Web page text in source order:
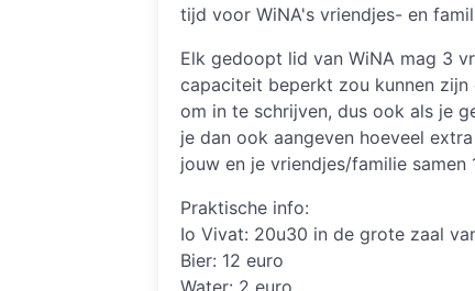
tijd voor WiNA's vriendjes- en
Elk gedoopt lid van WiNA mag 3
capaciteit beperkt zou kunnen
om in te schrijven, dus ook als je
je dan ook aangeven hoeveel
jouw en je vriendjes/familie samen
Praktische info:
Io Vivat: 20u30 in de grote zaal
Bier: 12 euro
Water: 2 euro